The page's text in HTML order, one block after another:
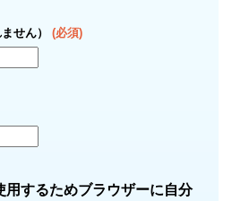
せん） (必須)
用するためブラウザーに自分